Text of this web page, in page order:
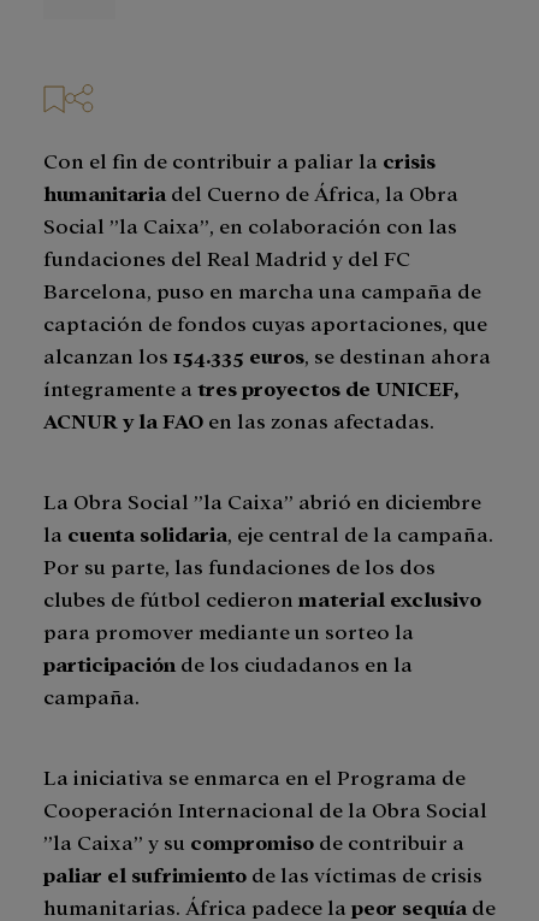
Con el fin de contribuir a paliar la crisis
humanitaria del Cuerno de África, la Obra
Social ”la Caixa”, en colaboración con las
fundaciones del Real Madrid y del FC
Barcelona, puso en marcha una campaña de
captación de fondos cuyas aportaciones, que
alcanzan los 154.335 euros, se destinan ahora
íntegramente a tres proyectos de UNICEF,
ACNUR y la FAO en las zonas afectadas.
La Obra Social ”la Caixa” abrió en diciembre
la cuenta solidaria, eje central de la campaña.
Por su parte, las fundaciones de los dos
clubes de fútbol cedieron material exclusivo
para promover mediante un sorteo la
participación de los ciudadanos en la
campaña.
La iniciativa se enmarca en el Programa de
Cooperación Internacional de la Obra Social
”la Caixa” y su compromiso de contribuir a
paliar el sufrimiento de las víctimas de crisis
humanitarias. África padece la peor sequía de